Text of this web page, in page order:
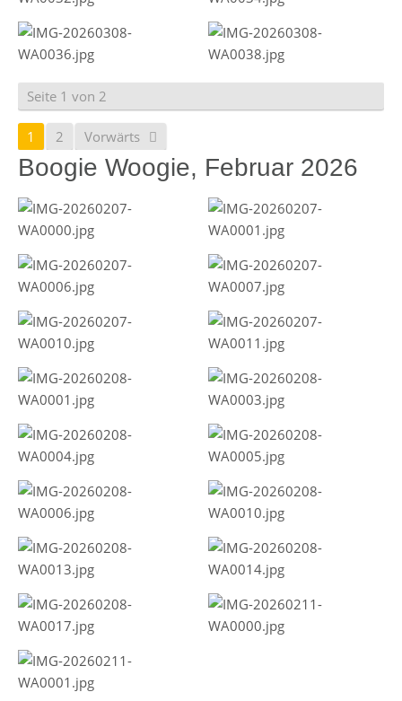
Seite 1 von 2
1 2 Vorwärts
Boogie Woogie, Februar 2026